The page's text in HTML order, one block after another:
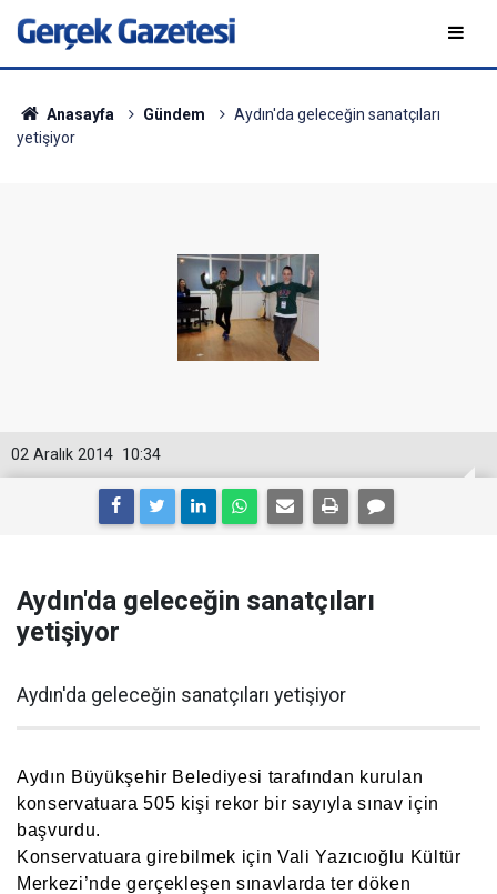
Anasayfa Gündem
Aydın'da geleceğin sanatçıları
yetişiyor
10:34
02 Aralık 2014
Aydın'da geleceğin sanatçıları
yetişiyor
Aydın'da geleceğin sanatçıları yetişiyor
Aydın Büyükşehir Belediyesi tarafından kurulan
konservatuara 505 kişi rekor bir sayıyla sınav için
başvurdu.
Konservatuara girebilmek için Vali Yazıcıoğlu Kültür
Merkezi’nde gerçekleşen sınavlarda ter döken